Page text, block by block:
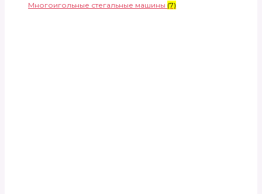
Многоигольные стегальные машины (7)